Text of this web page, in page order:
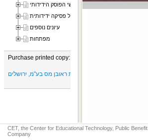
פרק ששי הפוסק הידידותי
נספח: עשר דוגמאות של פסיקה ידידותית
עיונים נוספים
מפתחות
Purchase printed copy:
CET, the Center for Educational Technology, Public Benefit
Company